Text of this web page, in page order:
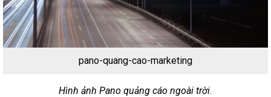
pano-quang-cao-marketing
Hình ảnh Pano quảng cáo ngoài trời.